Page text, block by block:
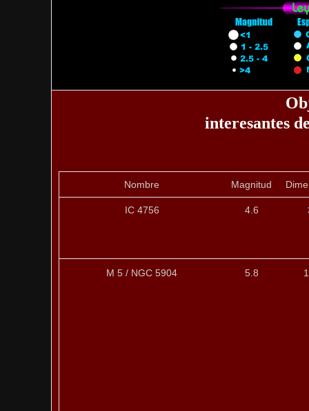
interesantes
Nombre Magnitud
IC 4756 4.6
M 5 / NGC 5904 5.8